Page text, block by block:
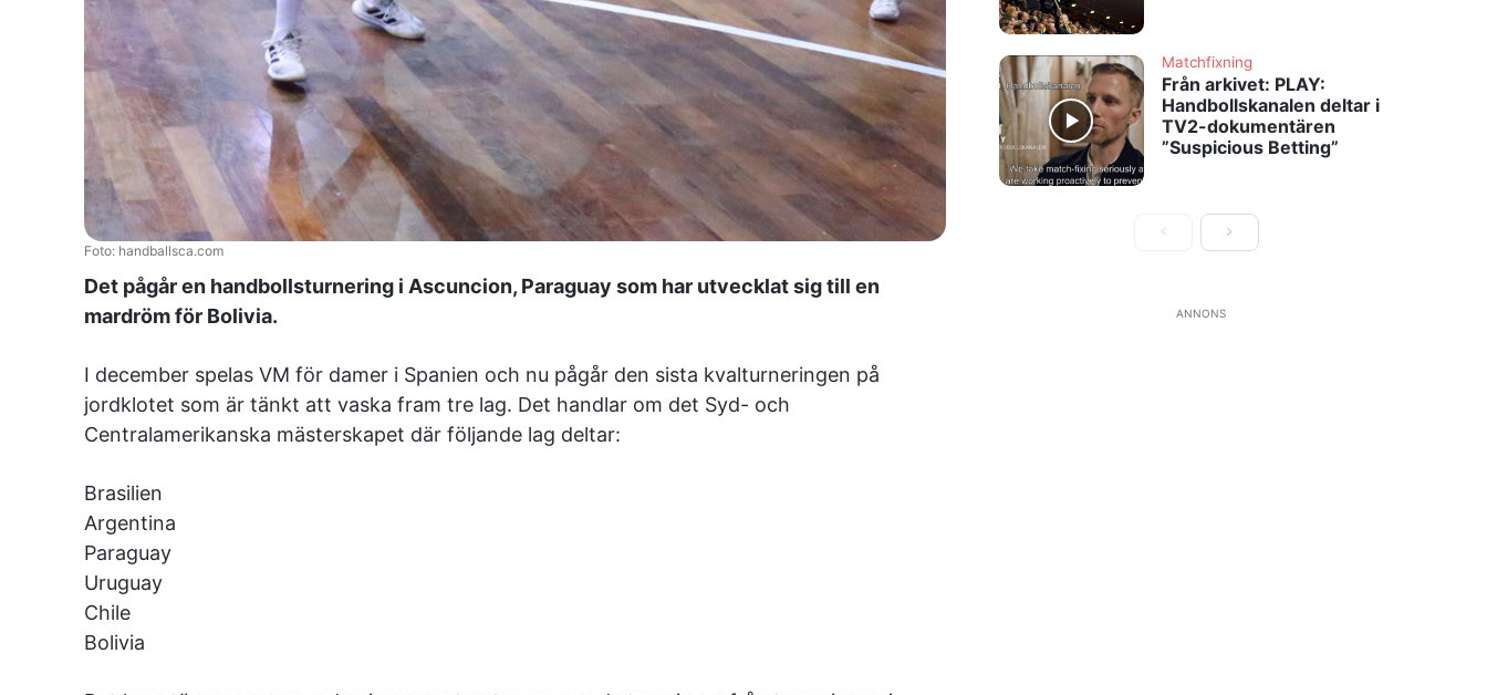
Foto: handballsca.com
Det pågår en handbollsturnering i Ascuncion, Paraguay som har utvecklat sig till en
mardröm för Bolivia.
I december spelas VM för damer i Spanien och nu pågår den sista kvalturneringen på
jordklotet som är tänkt att vaska fram tre lag. Det handlar om det Syd- och
Centralamerikanska mästerskapet där följande lag deltar:
Brasilien
Argentina
Paraguay
Uruguay
Chile
Bolivia
Matchfixning
Från arkivet: PLAY:
Handbollskanalen deltar i
TV2-dokumentären
”Suspicious Betting”
ANNONS